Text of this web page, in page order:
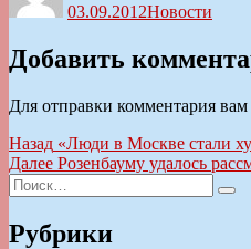
03.09.2012Новости
Добавить
Для отправки комментария
Навигация
по
записям
Назад Предыдущая
запись:
«Люди в Москве стали
Далее Следующая
Розенбауму удалось
Искать:
Рубрики